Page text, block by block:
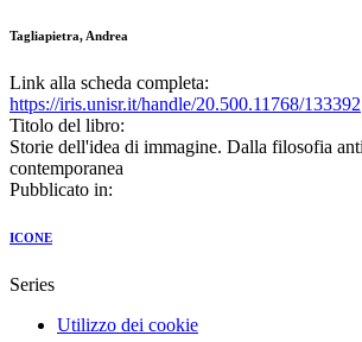
Tagliapietra, Andrea
Link alla scheda completa:
https://iris.unisr.it/handle/20.500.11768/133392
Titolo del libro:
Storie dell'idea di immagine. Dalla filosofia
contemporanea
Pubblicato in:
ICONE
Series
Utilizzo dei cookie